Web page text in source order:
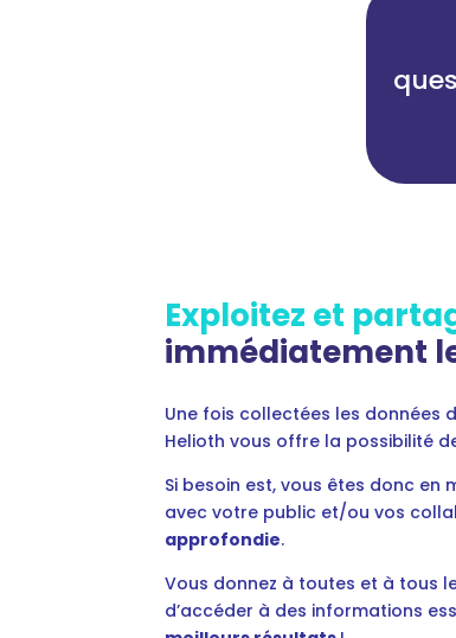
Exploitez et
immédiatement
Une fois collectées les données
Helioth vous offre la possibilité
Si besoin est, vous êtes donc en
avec votre public et/ou vos
approfondie.
Vous donnez à toutes et à tous
d’accéder à des informations